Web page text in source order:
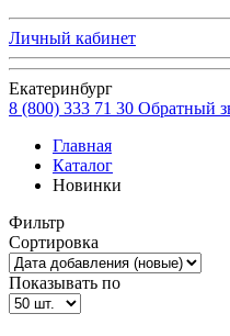
Личный кабинет
Екатеринбург
8 (800) 333 71 30 Обратный
Главная
Каталог
Новинки
Фильтр
Сортировка
Показывать по